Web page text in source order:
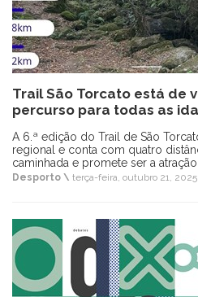
Trail São Torcato está de
percurso para todas as
A 6.ª edição do Trail de São
regional e conta com quatro
caminhada e promete ser a
Desporto \ terça-feira, outubro 21, 2025